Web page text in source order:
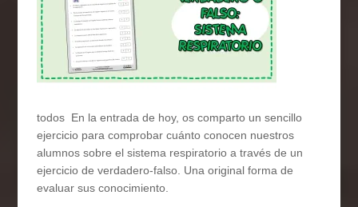
todos En la entrada de hoy, os comparto un sencillo
ejercicio para comprobar cuánto conocen nuestros
alumnos sobre el sistema respiratorio a través de un
ejercicio de verdadero-falso. Una original forma de
evaluar sus conocimiento.